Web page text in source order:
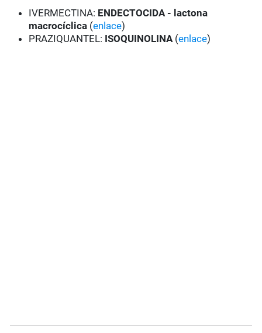
IVERMECTINA: ENDECTOCIDA - lactona
macrocíclica (enlace)
PRAZIQUANTEL: ISOQUINOLINA(enlace)